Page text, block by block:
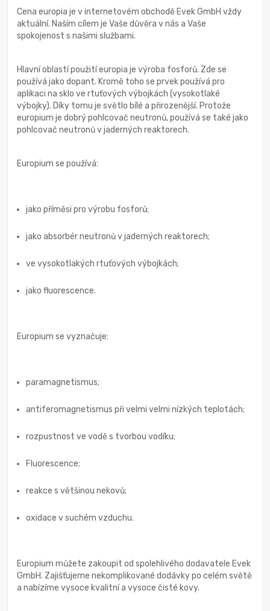
Cena europia je v internetovém obchodě Evek GmbH vždy
aktuální. Naším cílem je Vaše důvěra v nás a Vaše
spokojenost s našimi službami.
Hlavní oblastí použití europia je výroba fosforů. Zde se
používá jako dopant. Kromě toho se prvek používá pro
aplikaci na sklo ve rtuťových výbojkách (vysokotlaké
výbojky). Díky tomu je světlo bílé a přirozenější. Protože
europium je dobrý pohlcovač neutronů, používá se také jako
pohlcovač neutronů v jaderných reaktorech.
Europium se používá:
jako příměsi pro výrobu fosforů;
jako absorbér neutronů v jaderných reaktorech;
ve vysokotlakých rtuťových výbojkách;
jako fluorescence.
Europium se vyznačuje:
paramagnetismus;
antiferomagnetismus při velmi velmi nízkých teplotách;
rozpustnost ve vodě s tvorbou vodíku;
Fluorescence;
reakce s většinou nekovů;
oxidace v suchém vzduchu.
Europium můžete zakoupit od spolehlivého dodavatele Evek
GmbH. Zajišťujeme nekomplikované dodávky po celém světě
a nabízíme vysoce kvalitní a vysoce čisté kovy.